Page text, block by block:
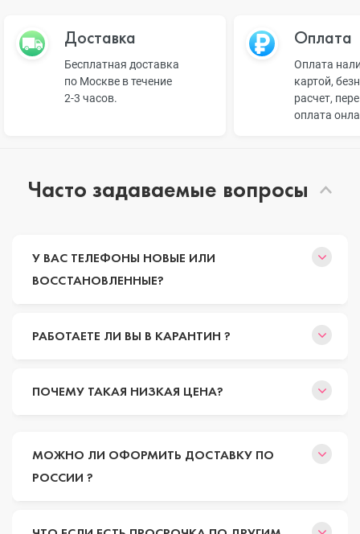
Доставка
Бесплатная доставка
по Москве в течение
2-3 часов.
Оплата
Оплата
картой,
расчет,
оплата
Часто задаваемые вопросы
У ВАС ТЕЛЕФОНЫ НОВЫЕ ИЛИ
ВОССТАНОВЛЕННЫЕ?
РАБОТАЕТЕ ЛИ ВЫ В КАРАНТИН ?
ПОЧЕМУ ТАКАЯ НИЗКАЯ ЦЕНА?
МОЖНО ЛИ ОФОРМИТЬ ДОСТАВКУ ПО
РОССИИ ?